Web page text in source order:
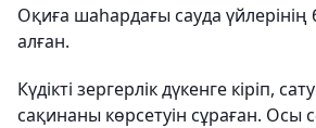
Оқиға шаһардағы сауда үйлерінің
алған.
Күдікті зергерлік дүкенге кіріп,
сақинаны көрсетуін сұраған. Осы